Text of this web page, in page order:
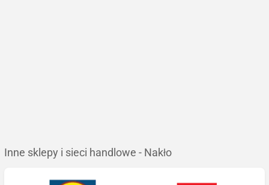
Inne sklepy i sieci handlowe - Nakło